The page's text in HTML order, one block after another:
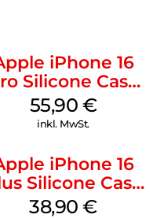
iPhone 16
Silicone Case
MagSafe Stone
Gray
55,90 €
inkl. MwSt.
iPhone 16
Silicone Case
MagSafe Denim
38,90€